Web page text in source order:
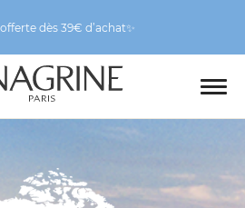
dès 39€ d’achat✨